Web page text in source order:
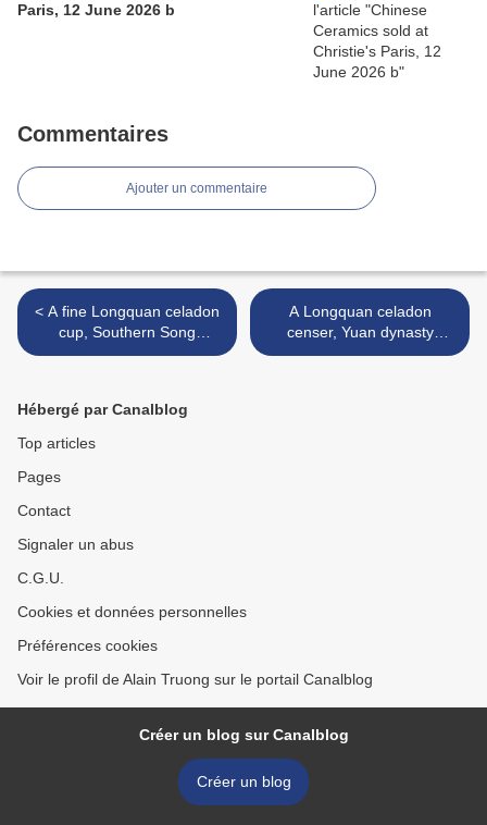
Paris, 12 June 2026 b
Commentaires
Ajouter un commentaire
< A fine Longquan celadon
cup, Southern Song
dynasty (1127-1279)
A Longquan celadon
censer, Yuan dynasty
(1271-1368) >
Hébergé par Canalblog
Top articles
Pages
Contact
Signaler un abus
C.G.U.
Cookies et données personnelles
Préférences cookies
Voir le profil de Alain Truong sur le portail Canalblog
Créer un blog sur Canalblog
Créer un blog